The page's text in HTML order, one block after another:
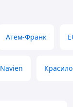
Атем-Франк
Navien